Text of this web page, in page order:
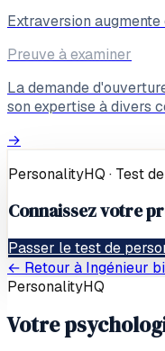
Extraversion augmente
Preuve à examiner
La demande
son expertise à divers
→
PersonalityHQ · Test
Connaissez votre
Passer le test de
← Retour à Ingénieur
PersonalityHQ
Votre